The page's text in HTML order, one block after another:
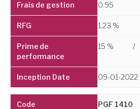
0.95
1.23 %
15 % /
09-01-2022
PGF 1410